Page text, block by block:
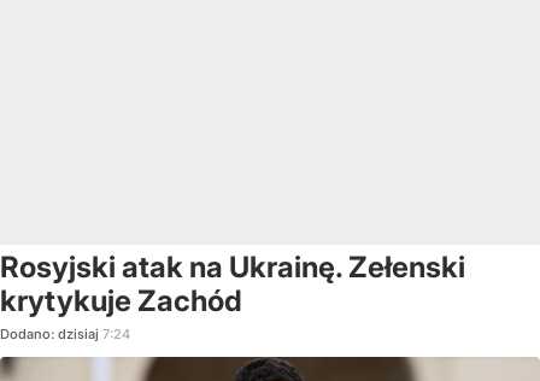
Rosyjski atak na Ukrainę. Zełenski
krytykuje Zachód
Dodano: dzisiaj 7:24